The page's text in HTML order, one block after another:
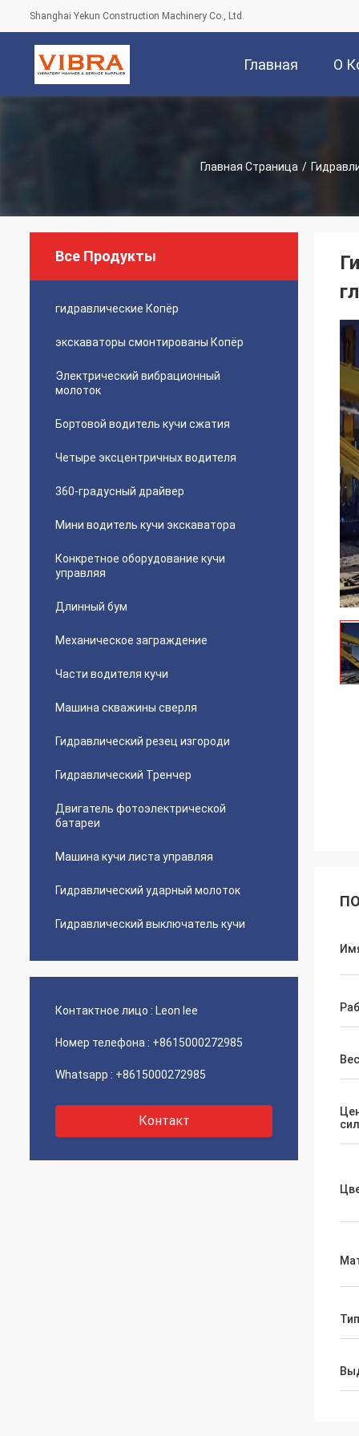
Shanghai Yekun Construction Machinery Co., Ltd.
Главная О
Главная Страница /
Все Продукты
гидравлические Копёр
экскаваторы смонтированы Копёр
Электрический вибрационный
молоток
Бортовой водитель кучи сжатия
Четыре эксцентричных водителя
360-градусный драйвер
Мини водитель кучи экскаватора
Конкретное оборудование кучи
управляя
Длинный бум
Механическое заграждение
Части водителя кучи
Машина скважины сверля
Гидравлический резец изгороди
Гидравлический Тренчер
Двигатель фотоэлектрической
батареи
Машина кучи листа управляя
Гидравлический ударный молоток
Гидравлический выключатель кучи
Контактное лицо : Leon lee
Номер телефона : +8615000272985
Whatsapp : +8615000272985
Контакт
Тип